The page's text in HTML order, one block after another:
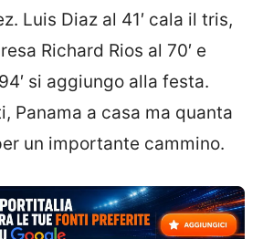
Luis Diaz al 41′ cala il tris,
Richard Rios al 70′ e
si aggiungo alla festa.
Panama a casa ma quanta
un importante cammino.